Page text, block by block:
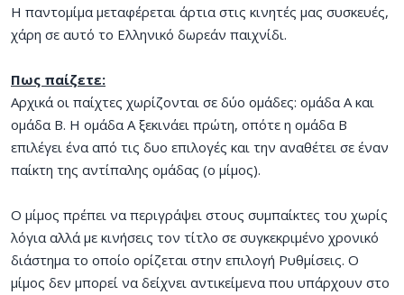
Η παντομίμα μεταφέρεται άρτια στις κινητές μας συσκευές,
χάρη σε αυτό το Ελληνικό δωρεάν παιχνίδι.
Πως παίζετε:
Αρχικά οι παίχτες χωρίζονται σε δύο ομάδες: ομάδα Α και
ομάδα Β. Η ομάδα Α ξεκινάει πρώτη, οπότε η ομάδα Β
επιλέγει ένα από τις δυο επιλογές και την αναθέτει σε έναν
παίκτη της αντίπαλης ομάδας (ο μίμος).
Ο μίμος πρέπει να περιγράψει στους συμπαίκτες του χωρίς
λόγια αλλά με κινήσεις τον τίτλο σε συγκεκριμένο χρονικό
διάστημα το οποίο ορίζεται στην επιλογή Ρυθμίσεις. Ο
μίμος δεν μπορεί να δείχνει αντικείμενα που υπάρχουν στο